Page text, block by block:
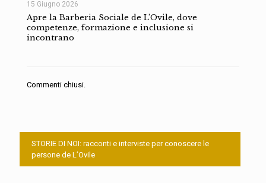
15 Giugno 2026
Apre la Barberia Sociale de L’Ovile, dove
competenze, formazione e inclusione si
incontrano
Commenti chiusi.
STORIE DI NOI: racconti e interviste per conoscere le
persone de L’Ovile